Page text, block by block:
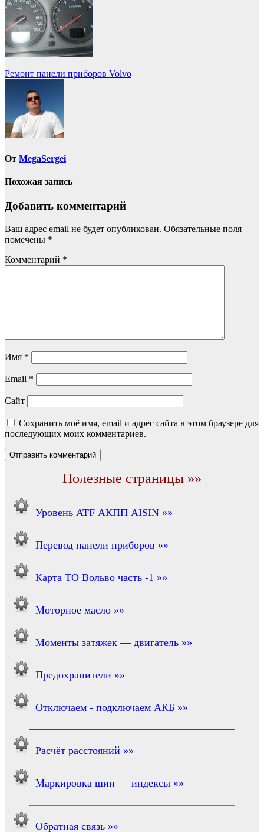
Навигация
записям
Ремонт панели приборов Volvo
От MegaSergei
Похожая запись
Добавить комментарий
Ваш адрес email не будет опубликован. Обязательные поля
помечены *
Комментарий *
Имя *
Email *
Сайт
Сохранить моё имя, email и адрес сайта в этом браузере для
последующих моих комментариев.
Полезные страницы »»
Уровень ATF АКПП AISIN »»
Перевод панели приборов »»
Карта ТО Вольво часть -1 »»
Моторное масло »»
Моменты затяжек — двигатель »»
Предохранители »»
Отключаем - подключаем АКБ »»
Расчёт расстояний »»
Маркировка шин — индексы »»
Обратная связь »»